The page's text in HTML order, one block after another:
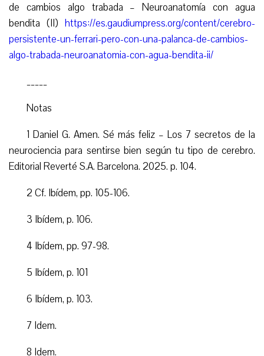
de cambios algo trabada – Neuroanatomía con agua
bendita (II) https://es.gaudiumpress.org/content/cerebro-
persistente-un-ferrari-pero-con-una-palanca-de-cambios-
algo-trabada-neuroanatomia-con-agua-bendita-ii/
_____
Notas
1 Daniel G. Amen. Sé más feliz – Los 7 secretos de la
neurociencia para sentirse bien según tu tipo de cerebro.
Editorial Reverté S.A. Barcelona. 2025. p. 104.
2 Cf. Ibídem, pp. 105-106.
3 Ibídem, p. 106.
4 Ibídem, pp. 97-98.
5 Ibídem, p. 101
6 Ibídem, p. 103.
7 Idem.
8 Idem.